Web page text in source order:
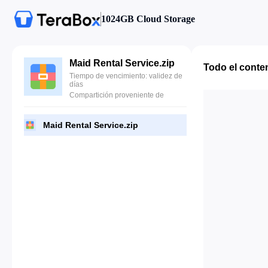
1024GB Cloud Storage
Maid Rental Service.zip
Tiempo de vencimiento: validez de
días
Compartición proveniente de
Maid Rental Service.zip
Todo el